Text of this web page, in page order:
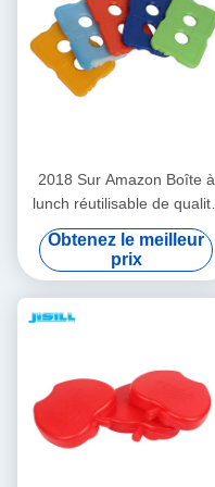
2018 Sur Amazon Boîte à
lunch réutilisable de qualité
alimentaire, refroidisseur,
pack de glace mince et dur
pour sac à lunch, aspect
transparent
Obtenez le meilleur
prix